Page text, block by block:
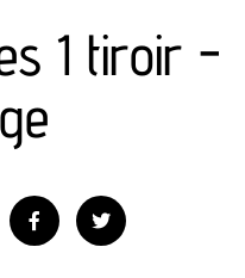
1 tiroir -